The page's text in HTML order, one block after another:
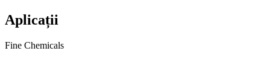
Aplicații
Fine Chemicals